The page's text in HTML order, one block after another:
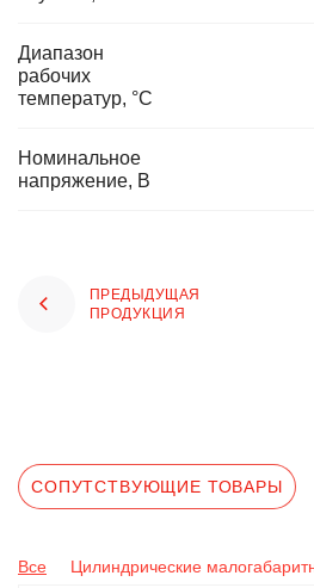
Диапазон
рабочих
температур, °C
Номинальное
напряжение, В
ПРЕДЫДУЩАЯ
ПРОДУКЦИЯ
СОПУТСТВУЮЩИЕ ТОВАРЫ
Все Цилиндрические